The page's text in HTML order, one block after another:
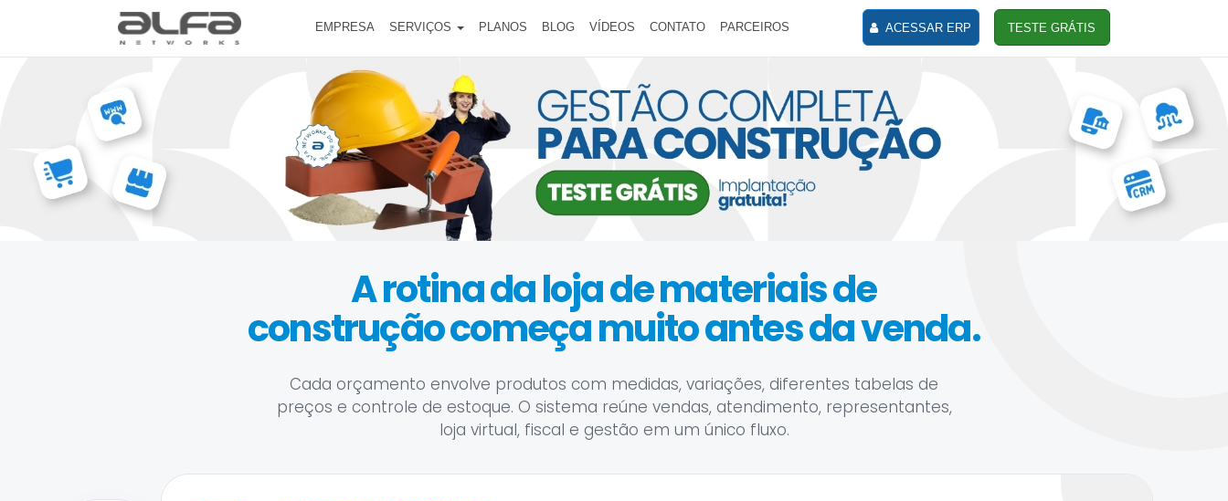
EMPRESA SERVIÇOS PLANOS BLOG VÍDEOS CONTATO PARCEIROS ACESSAR ERP TESTE GRÁTIS
A rotina da loja de materiais de
construção começa muito antes da venda.
Cada orçamento envolve produtos com medidas, variações, diferentes tabelas de
preços e controle de estoque. O sistema reúne vendas, atendimento, representantes,
loja virtual, fiscal e gestão em um único fluxo.